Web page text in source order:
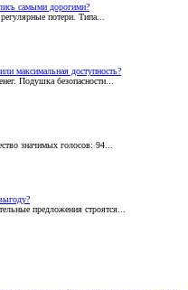
самыми дорогими?
потери. Типа...
максимальная доступность?
Подушка безопасности...
значимых голосов: 94...
предложения строятся...